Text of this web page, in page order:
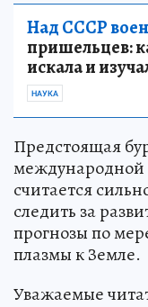
Над СССР
пришельцев:
искала и
НАУКА
Предстоящая
международной
считается
следить за
прогнозы по
плазмы к Земле.
Уважаемые